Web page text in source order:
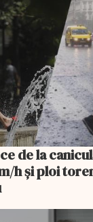
de la
h și ploi